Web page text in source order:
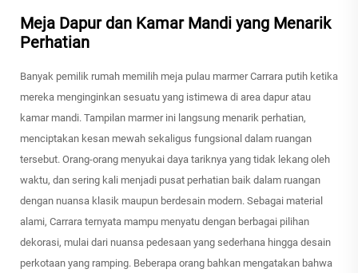
Meja Dapur dan Kamar Mandi yang Menarik
Perhatian
Banyak pemilik rumah memilih meja pulau marmer Carrara putih ketika
mereka menginginkan sesuatu yang istimewa di area dapur atau
kamar mandi. Tampilan marmer ini langsung menarik perhatian,
menciptakan kesan mewah sekaligus fungsional dalam ruangan
tersebut. Orang-orang menyukai daya tariknya yang tidak lekang oleh
waktu, dan sering kali menjadi pusat perhatian baik dalam ruangan
dengan nuansa klasik maupun berdesain modern. Sebagai material
alami, Carrara ternyata mampu menyatu dengan berbagai pilihan
dekorasi, mulai dari nuansa pedesaan yang sederhana hingga desain
perkotaan yang ramping. Beberapa orang bahkan mengatakan bahwa